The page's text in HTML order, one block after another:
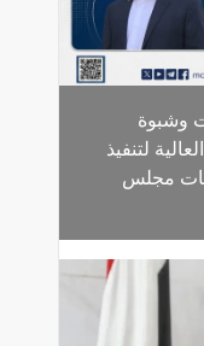
وشبوة
لتنفيذ
مجلس